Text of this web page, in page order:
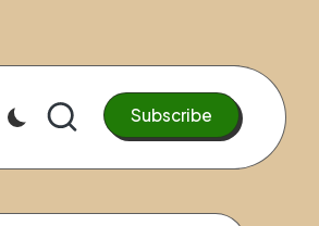
Subscribe